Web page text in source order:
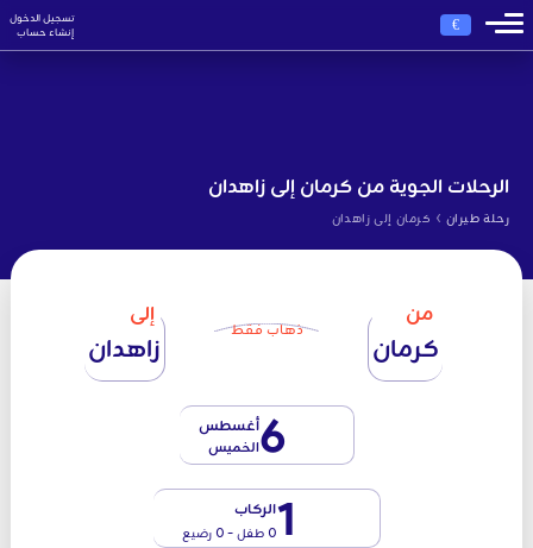
€
تسجيل الدخول
إنشاء حساب
الرحلات الجوية من كرمان إلى زاهدان
رحلة طيران › كرمان إلى زاهدان
من
كرمان ذهاب فقط
إلى
زاهدان
6أغسطس
الخميس
1الركاب
0 طفل - 0 رضيع